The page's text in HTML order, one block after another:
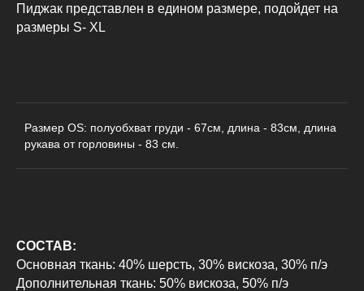
Пиджак представлен в едином размере, подойдет на
размеры S- XL
Размер OS: полуобхват груди - 67см, длина - 83см, длина
рукава от горловины - 83 см.
СОСТАВ:
Основная ткань: 40% шерсть, 30% вискоза, 30% п/э
Дополнительная ткань: 50% вискоза, 50% п/э
КАТАЛОГ ДЛЯ КЛИЕНТОВ
Контакты
Брюки